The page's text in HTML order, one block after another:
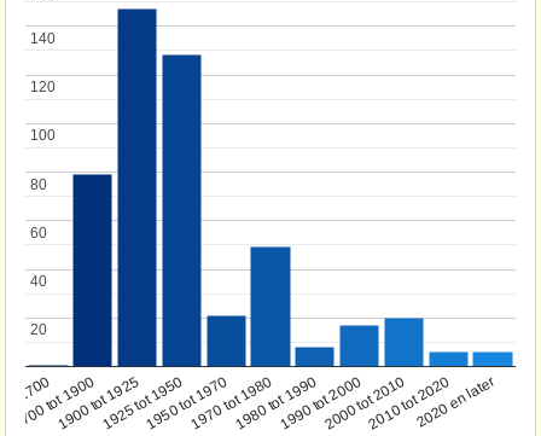
1700
1700 tot 1900
1900 tot 19251925 tot 19501950 tot 19701970 tot 19801980 tot 19901990 tot 20002000 tot 20102010 tot 20202020 en later
20
20
40
40
60
60
80
80
100
100
120
120
140
140